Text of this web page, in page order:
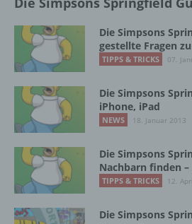
Die Simpsons
gestellte Fragen
TIPPS & TRICKS 07.
Die Simpsons
iPhone, iPad
NEWS 18. Januar 2013
Die Simpsons
Nachbarn finden
TIPPS & TRICKS 12.
Die Simpsons
personenbezogenen
k) Einwilligung
Einwilligung ist jede von
Person freiwillig für den
informierter Weise und
abgegebene
eindeutigen
die betroffene Person zu
sie mit der Verarbeitung
ist.